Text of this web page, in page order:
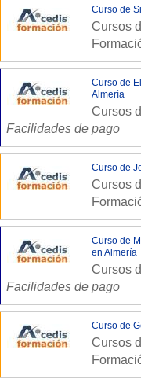
Curso de
Cursos
Curso de
Almería
Cursos
Facilidades de pago
Curso de
Cursos
Curso de
en Almería
Cursos
Facilidades de pago
Curso de
Cursos